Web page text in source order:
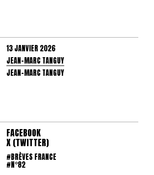
13 JANVIER 2026
JEAN-MARC TANGUY
JEAN-MARC TANGUY
FACEBOOK
X (TWITTER)
#BRÈVES FRANCE
#N°82